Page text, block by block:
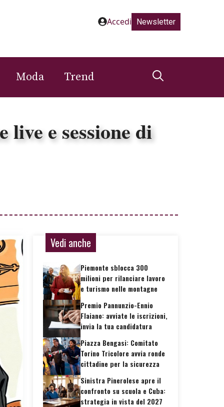
Accedi Newsletter
Moda Trend
e sessione di
Vedi anche
Piemonte sblocca 300
milioni per rilanciare lavoro
e turismo nelle montagne
Premio Pannunzio-Ennio
Flaiano: avviate le iscrizioni,
invia la tua candidatura
Piazza Bengasi: Comitato
Torino Tricolore avvia ronde
cittadine per la sicurezza
Sinistra Pinerolese apre il
confronto su scuola e Cuba:
strategia in vista del 2027